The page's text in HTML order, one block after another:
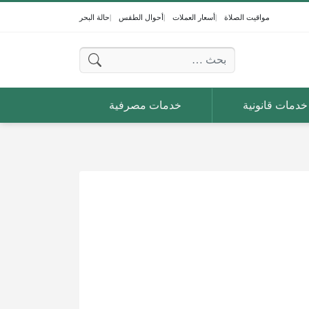
مواقيت الصلاة أسعار العملات أحوال الطقس حالة البحر
البحث عن:
خدمات قانونية خدمات مصرفية